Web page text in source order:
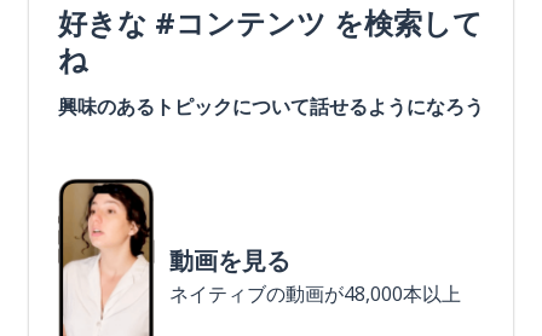
好きな #コンテンツ を検索して
ね
興味のあるトピックについて話せるようになろう
動画を見る
ネイティブの動画が48,000本以上